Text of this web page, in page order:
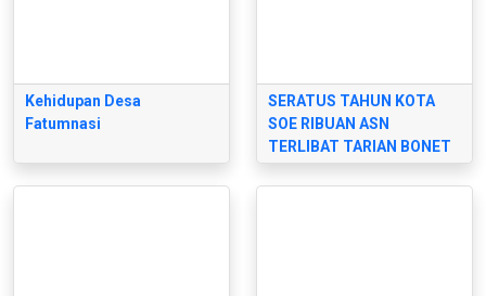
Kehidupan Desa
Fatumnasi
SERATUS TAHUN KOTA
SOE RIBUAN ASN
TERLIBAT TARIAN BONET